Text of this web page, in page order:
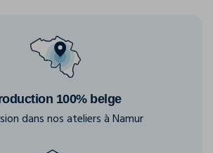
100% belge
dans nos ateliers à Namur